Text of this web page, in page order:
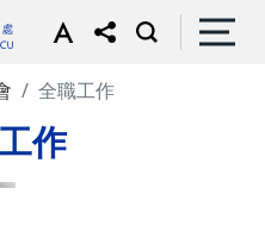
全職工作
作